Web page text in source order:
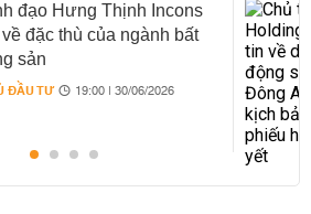
đạo Hưng Thịnh Incons
đặc thù của ngành bất
sản
ĐẦU TƯ 19:00 | 30/06/2026